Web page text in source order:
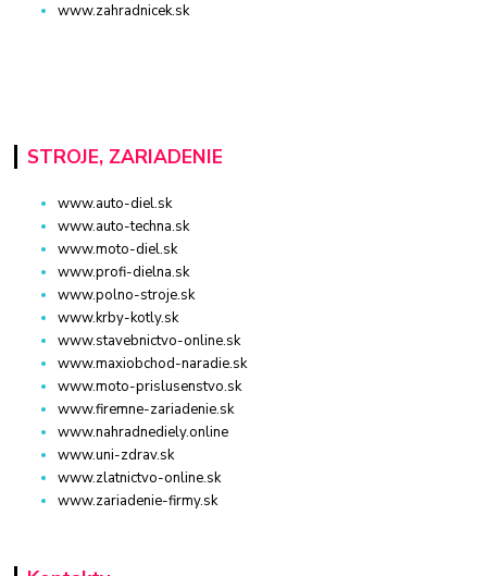
www.zahradnicek.sk
STROJE, ZARIADENIE
www.auto-diel.sk
www.auto-techna.sk
www.moto-diel.sk
www.profi-dielna.sk
www.polno-stroje.sk
www.krby-kotly.sk
www.stavebnictvo-online.sk
www.maxiobchod-naradie.sk
www.moto-prislusenstvo.sk
www.firemne-zariadenie.sk
www.nahradnediely.online
www.uni-zdrav.sk
www.zlatnictvo-online.sk
www.zariadenie-firmy.sk